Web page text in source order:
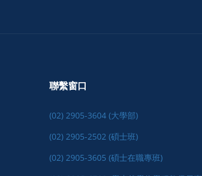
聯繫窗口
(02) 2905-3604 (大學部)
(02) 2905-2502 (碩士班)
(02) 2905-3605 (碩士在職專班)